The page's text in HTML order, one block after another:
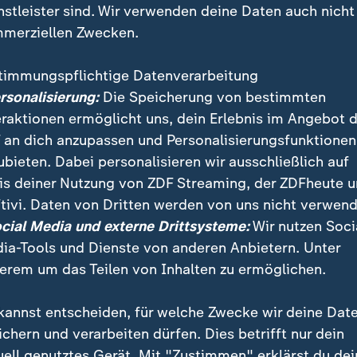
sowie Kontaktpersonen werden
ihre Quarantäne in Krankenhäusern. Das
Zeit.
sind. Wir verwenden deine Daten auch nicht
Zwecken.
Datenverarbeitung
Die Speicherung von bestimmten
ermöglicht uns, dein Erlebnis im Angebot
an dich anzupassen und Personalisierungsfunktionen
Dabei personalisieren wir ausschließlich auf
deiner Nutzung von ZDF Streaming, der ZDFheute
Daten von Dritten werden von uns nicht
Media und externe Drittsysteme:Wir nutzen
Tools und Dienste von anderen Anbietern. Unter
um das Teilen von Inhalten zu ermöglichen.
entscheiden, für welche Zwecke wir deine
und verarbeiten dürfen. Dies betrifft nur dein